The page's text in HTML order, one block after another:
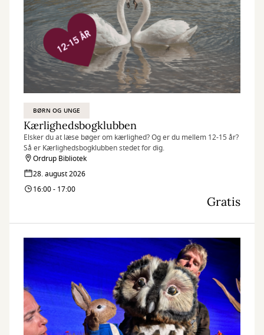
BØRN OG UNGE
Kærlighedsbogklubben
Elsker du at læse bøger om kærlighed? Og er du mellem 12-15 år?
Så er Kærlighedsbogklubben stedet for dig.
Ordrup Bibliotek
28. august 2026
16:00 - 17:00
Gratis